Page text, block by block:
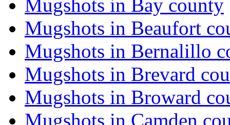
Mugshots in Bay county
Mugshots in Beaufort
Mugshots in Bernalillo
Mugshots in Brevard
Mugshots in Broward
Mugshots in Camden